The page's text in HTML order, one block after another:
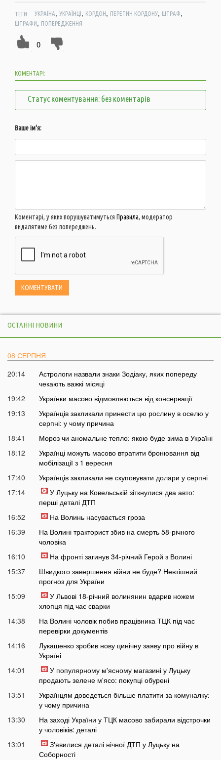
ТЕГИ: УКРАЇНА, УКРАЇНЦІ, КОРДОН, ПЕРЕТИН КОРДОНУ, ШТРАФ,
ШТРАФИ, ПОПЕРЕДЖЕННЯ
0
КОМЕНТАРІ:
Статус коментування: без коментарів
Ваше ім'я:
Коментарі, у яких порушуватимуться Правила, модератор
видалятиме без попереджень.
ОСТАННІ НОВИНИ
08 СЕРПНЯ
20:14
Астрологи назвали знаки Зодіаку, яких попереду
чекають важкі місяці
19:42
Українки масово відмовляються від консервації
19:13
Українців закликали принести цю рослину в оселю у
серпні: у чому причина
18:41
Мороз чи аномальне тепло: якою буде зима в Україні
18:12
Українці можуть масово втратити бронювання від
мобілізації з 1 вересня
17:40
Українців закликали не скуповувати долари у серпні
17:14
У Луцьку на Ковельській зіткнулися два авто:
перші деталі ДТП
16:52
На Волинь насувається гроза
16:39
На Волині тракторист збив на смерть 58-річного
чоловіка
16:10
На фронті загинув 34-річний Герой з Волині
15:37
Швидкого завершення війни не буде? Невтішний
прогноз для України
15:09
У Львові 18-річний волинянин вдарив ножем
хлопця під час сварки
14:38
На Волині чоловік побив працівника ТЦК під час
перевірки документів
14:16
Лукашенко зробив нову цинічну заяву про війну в
Україні
14:01
У популярному м'ясному магазині у Луцьку
продають зелене м'ясо: покупці обурені
13:51
Українцям доведеться більше платити за комуналку:
у чому причина
13:30
На заході України у ТЦК масово забирали відстрочки
у чоловіків: деталі
13:01
Зʼявилися деталі нічної ДТП у Луцьку на
Соборності